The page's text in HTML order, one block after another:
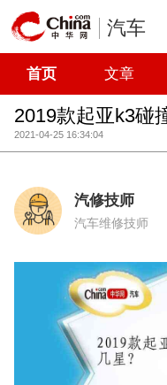
汽车
首页 文章
2019款起亚k3碰
2021-04-25 16:34:04
汽修技师
汽车维修技师